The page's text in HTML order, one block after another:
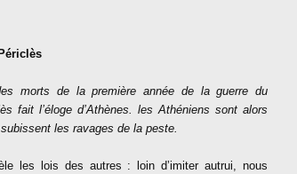
morts de la première année de la guerre du
fait l’éloge d’Athènes. les Athéniens sont alors
les ravages de la peste.
les lois des autres : loin d’imiter autrui, nous